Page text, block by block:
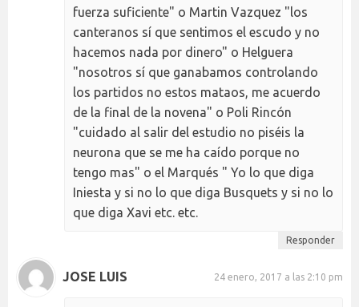
fuerza suficiente" o Martin Vazquez "los
canteranos sí que sentimos el escudo y no
hacemos nada por dinero" o Helguera
"nosotros sí que ganabamos controlando
los partidos no estos mataos, me acuerdo
de la final de la novena" o Poli Rincón
"cuidado al salir del estudio no piséis la
neurona que se me ha caído porque no
tengo mas" o el Marqués " Yo lo que diga
Iniesta y si no lo que diga Busquets y si no lo
que diga Xavi etc. etc.
Responder
JOSE LUIS 24 enero, 2017 a las 2:10 pm